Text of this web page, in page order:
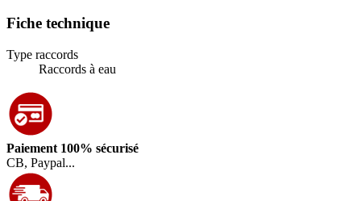
Fiche technique
Type raccords
Raccords à eau
Paiement 100% sécurisé
CB, Paypal...